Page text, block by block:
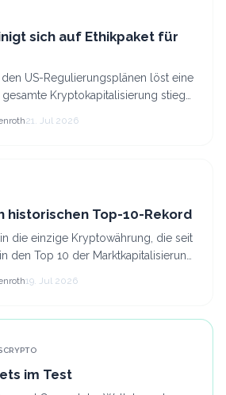
sich auf Ethikpaket für
US-Regulierungsplänen löst eine
gesamte Kryptokapitalisierung stieg
21. Jul 2026
historischen Top-10-Rekord
die einzige Kryptowährung, die seit
den Top 10 der Marktkapitalisierung
19. Jul 2026
im Test